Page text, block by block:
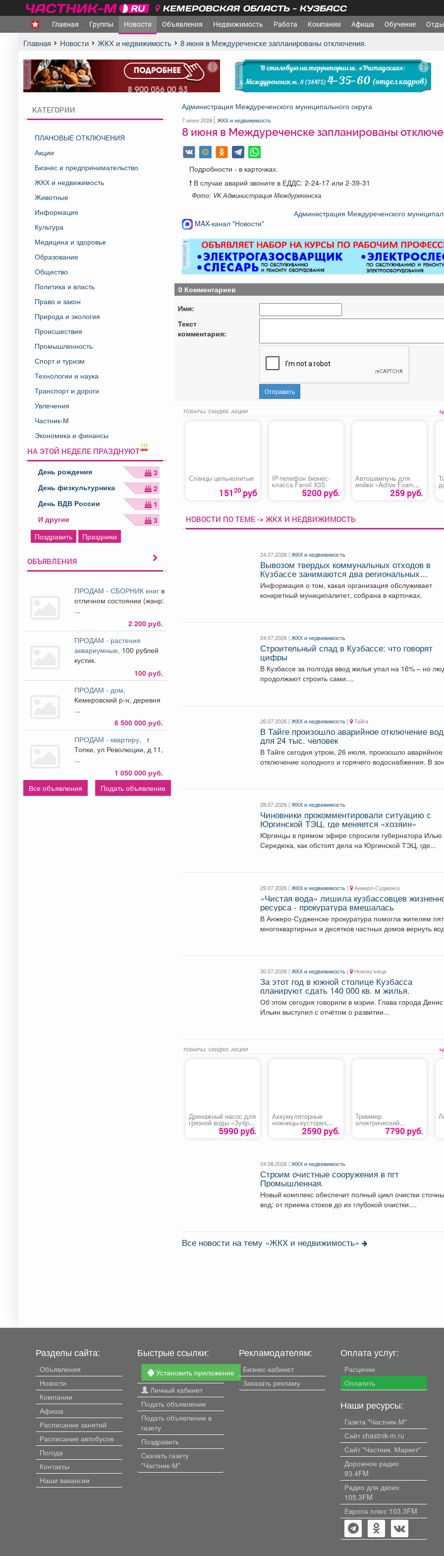
КЕМЕРОВСКАЯ ОБЛАСТЬ - КУЗБАСС
Главная Группы Новости Объявления Недвижимость Работа Компании Афиша Обучение
Главная Новости ЖКХ и недвижимость 8 июня в Междуреченске запланированы отключения.
реклама реклама
КАТЕГОРИИ
ПЛАНОВЫЕ ОТКЛЮЧЕНИЯ
Акции
Бизнес и предпринимательство
ЖКХ и недвижимость
Животные
Информация
Культура
Медицина и здоровье
Образование
Общество
Политика и власть
Право и закон
Природа и экология
Происшествия
Промышленность
Спорт и туризм
Технологии и наука
Транспорт и дороги
Увлечения
Частник-М
Экономика и финансы
НА ЭТОЙ НЕДЕЛЕ ПРАЗДНУЮТ
День рождения
3
День физкультурника
2
День ВДВ России
1
И другие
3
Поздравить
Праздники
ОБЪЯВЛЕНИЯ
ПРОДАМ - СБОРНИК книг в
отличном состоянии (жанр:
...
2 200 руб.
ПРОДАМ - растения
аквариумные, 100 рублей
кустик.
100 руб.
ПРОДАМ - дом,
Кемеровский р-н, деревня
...
6 500 000 руб.
ПРОДАМ - квартиру,
г
Топки, ул Революции, д 11,
...
1 050 000 руб.
Все объявления
Подать объявление
Администрация Междуреченского муниципального округа
7 июня 2026 ЖКХ и недвижимость
8 июня в Междуреченске запланированы
Подробности - в карточках.
❗️ В случае аварий звоните в ЕДДС: 2-24-17 или 2-39-31
Фото: VK Администрация Междуреченска
Администрация Междуреченского
MAX-канал "Новости"
реклама
0 Комментариев
Имя:
Текст
комментария:
Отправить
ТОВАРЫ, СКИДКИ, АКЦИИ
Сланцы цельнолитые
15120руб
IP-телефон бизнес-
класса Fanvil X3S
5200 руб.
Автошампунь для
мойки «Active Foam
PF-80 ULTRA AVS»
259 руб.
НОВОСТИ ПО ТЕМЕ -> ЖКХ И НЕДВИЖИМОСТЬ
24.07.2026 |ЖКХ и недвижимость
Вывозом твердых коммунальных отходов в
Кузбассе занимаются два региональных
оператора: «Чистый Город Кемерово» (зона
«Север») и «ЭкоТек» (зона «Юг»).
Информация о том, какая организация обслуживает
конкретный муниципалитет, собрана в карточках.
24.07.2026 |ЖКХ и недвижимость
Строительный спад в Кузбассе: что говорят
цифры
В Кузбассе за полгода ввод жилья упал на 16% – но
продолжают строить сами....
26.07.2026 |ЖКХ и недвижимость | Тайга
В Тайге произошло аварийное отключение
для 24 тыс. человек
В Тайге сегодня утром, 26 июля, произошло аварийное
отключение холодного и горячего водоснабжения. В
28.07.2026 |ЖКХ и недвижимость
Чиновники прокомментировали ситуацию с
Юргинской ТЭЦ, где меняется «хозяин»
Юргинцы в прямом эфире спросили губернатора Илью
Середюка, как обстоят дела на Юргинской ТЭЦ, где...
29.07.2026 |ЖКХ и недвижимость | Анжеро-Судженск
«Чистая вода» лишила кузбассовцев
ресурса - прокуратура вмешалась
В Анжеро-Судженске прокуратура помогла жителям
многоквартирных и десятков частных домов вернуть
30.07.2026 |ЖКХ и недвижимость | Новокузнецк
За этот год в южной столице Кузбасса
планируют сдать 140 000 кв. м жилья.
Об этом сегодня говорили в мэрии. Глава города Денис
Ильин выступил с отчётом о развитии...
ТОВАРЫ, СКИДКИ, АКЦИИ
Дренажный насос для
грязной воды «Зубр
НПГ-М1-900»5990 руб.
Аккумуляторные
ножницы-кусторез
DENZEL G4112590 руб.
Триммер
электрический
«HUTER GET-1200SL»
7790 руб.
04.08.2026 |ЖКХ и недвижимость
Строим очистные сооружения в пгт
Промышленная.
Новый комплекс обеспечит полный цикл очистки
вод: от приема стоков до их глубокой очистки....
Все новости на тему «ЖКХ и недвижимость»
Разделы сайта:
Объявления
Новости
Компании
Афиша
Расписание занятий
Расписание автобусов
Погода
Контакты
Наши вакансии
Быстрые ссылки:
Установить приложение
Личный кабинет
Подать объявление
Подать объявление в
газету
Поздравить
Скачать газету
"Частник-М"
Рекламодателям:
Бизнес-кабинет
Заказать рекламу
Оплата услуг:
Расценки
Оплатить
Наши ресурсы:
Газета "Частник-М"
Сайт chastnik-m.ru
Сайт "Частник. Маркет"
Дорожное радио
93.4FM
Радио для двоих
105.3FM
Европа плюс 103.3FM